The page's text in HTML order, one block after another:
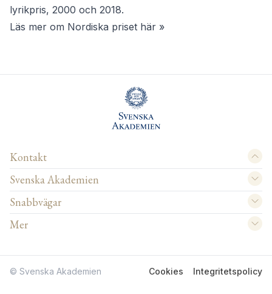
lyrikpris, 2000 och 2018.
Läs mer om Nordiska priset här »
Kontakt
Svenska Akademien
Snabbvägar
Mer
© Svenska Akademien Cookies Integritetspolicy